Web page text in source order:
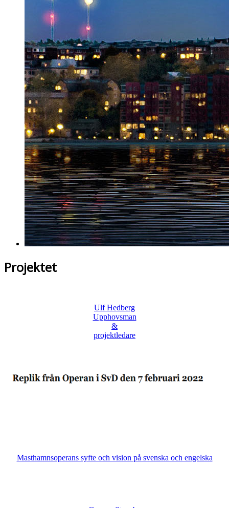
Projektet
Ulf Hedberg
Upphovsman
&
projektledare
Masthamnsoperans syfte och vision på svenska och engelska